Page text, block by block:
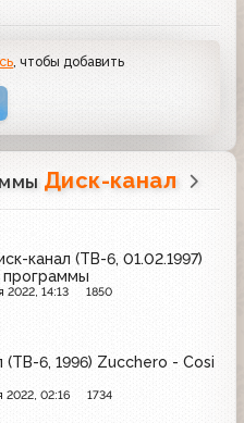
, чтобы добавить
Диск-канал
канал (ТВ-6, 01.02.1997)
программы
2022, 14:13 1850
(ТВ-6, 1996) Zucchero - Cosi
2022, 02:16 1734